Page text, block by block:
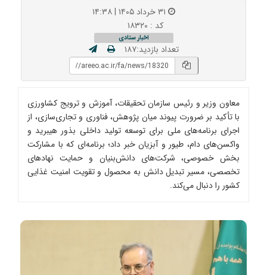
کد : ۱۸۳۲۰
اخبار ستادی
تعداد بازدید:۱۸۷
معاون وزیر و رئیس سازمان تحقیقات، آموزش و ترویج کشاورزی
با تأکید بر ضرورت پیوند میان پژوهش، فناوری و تجاری‌سازی، از
اجرای برنامه‌های ملی برای توسعه تولید داخلی بذور هیبرید و
واکسن‌های دام، طیور و آبزیان خبر داد؛ برنامه‌ای که با مشارکت
بخش خصوصی، شرکت‌های دانش‌بنیان و حمایت نهادهای
تخصصی، مسیر تبدیل دانش به محصول و تقویت امنیت غذایی
کشور را دنبال می‌کند.